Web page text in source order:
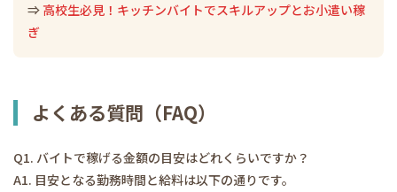
⇒ 高校生必見！キッチンバイトでスキルアップとお小遣い稼
ぎ
よくある質問（FAQ）
Q1. バイトで稼げる金額の目安はどれくらいですか？
A1. 目安となる勤務時間と給料は以下の通りです。